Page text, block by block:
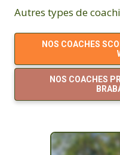
Autres types de
NOS COACHES
NOS COACHES